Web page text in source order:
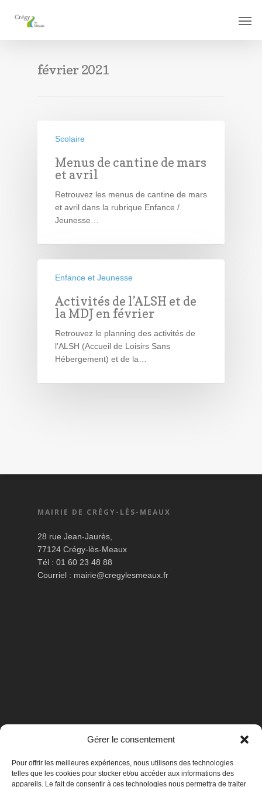
Gérer le consentement
Pour offrir les meilleures expériences, nous utilisons des technologies
telles que les cookies pour stocker et/ou accéder aux informations des
appareils. Le fait de consentir à ces technologies nous permettra de traiter
février 2021
Scolaire
Menus de cantine de mars
et avril
Retrouvez les menus de cantine de mars
et avril dans la rubrique Enfance /
Jeunesse…
Enfance et Jeunesse
Activités de l’ALSH et de
la MDJ en février
Retrouvez le planning des activités de
l'ALSH (Accueil de Loisirs Sans
Hébergement) et de la…
MAIRIE DE CRÉGY-LÈS-MEAUX
28 rue Jean-Jaurès,
77124 Crégy-lès-Meaux
Tél : 01 60 23 48 88
Courriel : mairie@cregylesmeaux.fr